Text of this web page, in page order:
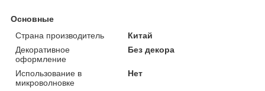
Основные
Страна производитель
Китай
Декоративное
оформление
Без декора
Использование в
микроволновке
Нет